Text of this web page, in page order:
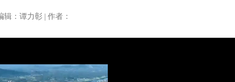
辑：谭力彰 | 作者：